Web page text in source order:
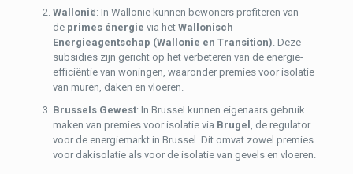
Wallonië: In Wallonië kunnen bewoners profiteren van
de primes énergie via het Wallonisch
Energieagentschap (Wallonie en Transition) . Deze
subsidies zijn gericht op het verbeteren van de energie-
efficiëntie van woningen, waaronder premies voor isolatie
van muren, daken en vloeren.
Brussels Gewest: In Brussel kunnen eigenaars gebruik
maken van premies voor isolatie via Brugel
, de regulator
voor de energiemarkt in Brussel. Dit omvat zowel premies
voor dakisolatie als voor de isolatie van gevels en vloeren.